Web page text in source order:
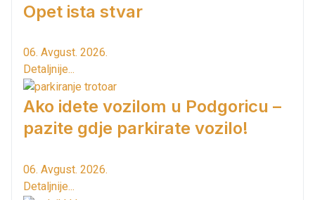
Opet ista stvar
06. Avgust. 2026.
Detaljnije...
Ako idete vozilom u Podgoricu –
pazite gdje parkirate vozilo!
06. Avgust. 2026.
Detaljnije...